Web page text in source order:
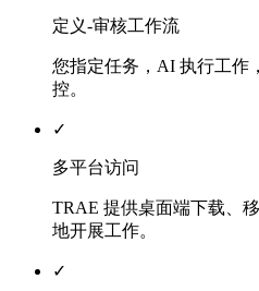
定义-审核工作流
您指定任务，AI 执行工
控。
✓
多平台访问
TRAE 提供桌面端下载、
地开展工作。
✓